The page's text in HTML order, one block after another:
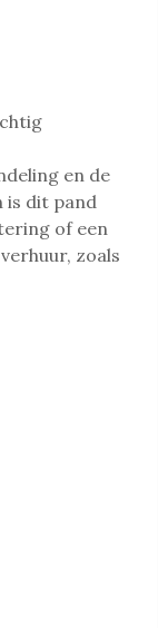
en de
is dit pand
of een
zoals